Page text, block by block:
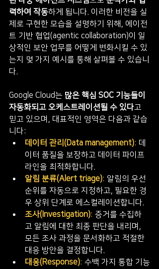
력하여 작동하게 됩니다. 이러한 비전을 실
제로 구현한 모습을 설명하기 위해, 에이전
트 기반 협업(agentic collaboration)이 일
상적인 보안 업무를 어떻게 변화시킬 수 있
는지 몇 가지 예시를 통해 살펴볼 수 있습니
다.
Google Cloud는 많은 핵심 SOC 기능들이
자동화되고 오케스트레이션될 수 있다고
믿고 있으며, 대표적인 영역은 다음과 같습
니다:
데이터 관리(Data management): 데
이터 품질을 보장하고 데이터 파이프
라인을 최적화합니다.
알림 분류(Alert triage)​: 알림의 우선
순위를 자동으로 지정하고, 필요한 경
우 상위 단계로 에스컬레이션합니다.
조사(Investigation)​: 증거를 수집하
고 알림에 대한 최종 판단을 내리며,
모든 조사 과정을 문서화하고 적절한
대응 방안을 결정합니다.
대응(Response): 수백 가지 통합 기능